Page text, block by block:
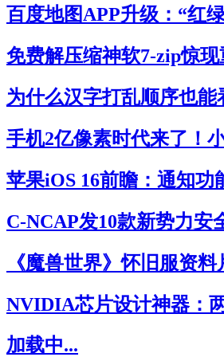
百度地图APP升级：“红
免费解压缩神软7-zip惊
为什么汉字打乱顺序也
手机2亿像素时代来了！
苹果iOS 16前瞻：通知功
C-NCAP发10款新势力安
《魔兽世界》怀旧服资
NVIDIA芯片设计神器：
加载中...